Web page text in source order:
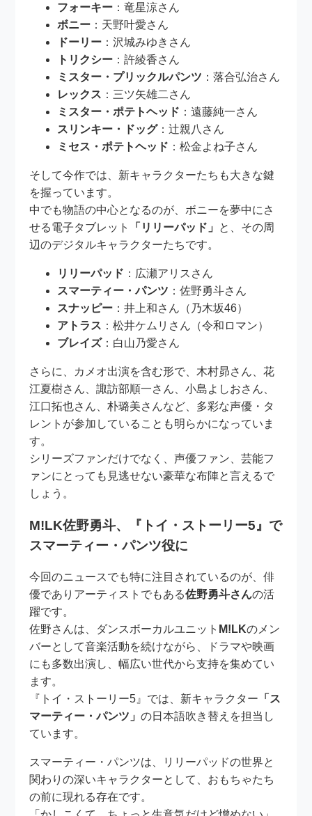
フォーキー ：竜星涼さん
ボニー ：天野叶愛さん
ドーリー ：沢城みゆきさん
トリクシー ：許綾香さん
ミスター・プリックルパンツ ：落合弘治さん
レックス ：三ツ矢雄二さん
ミスター・ポテトヘッド ：遠藤純一さん
スリンキー・ドッグ：辻親八さん
ミセス・ポテトヘッド ：松金よね子さん
そして今作では、新キャラクターたちも大きな鍵
を握っています。
中でも物語の中心となるのが、ボニーを夢中にさ
せる電子タブレット
「リリーパッド」 と、その周
辺のデジタルキャラクターたちです。
リリーパッド ：広瀬アリスさん
スマーティー・パンツ ：佐野勇斗さん
スナッピー ：井上和さん（乃木坂46）
アトラス ：松井ケムリさん（令和ロマン）
ブレイズ：白山乃愛さん
さらに、カメオ出演を含む形で、木村昴さん、花
江夏樹さん、諏訪部順一さん、小島よしおさん、
江口拓也さん、朴璐美さんなど、多彩な声優・タ
レントが参加していることも明らかになっていま
す。
シリーズファンだけでなく、声優ファン、芸能フ
ァンにとっても見逃せない豪華な布陣と言えるで
しょう。
M!LK佐野勇斗、『トイ・ストーリー5』で
スマーティー・パンツ役に
今回のニュースでも特に注目されているのが、俳
優でありアーティストでもある佐野勇斗さんの活
躍です。
佐野さんは、ダンスボーカルユニット M!LKのメン
バーとして音楽活動を続けながら、ドラマや映画
にも多数出演し、幅広い世代から支持を集めてい
ます。
『トイ・ストーリー5』では、新キャラクター 「ス
マーティー・パンツ」の日本語吹き替えを担当し
ています。
スマーティー・パンツは、リリーパッドの世界と
関わりの深いキャラクターとして、おもちゃたち
の前に現れる存在です。